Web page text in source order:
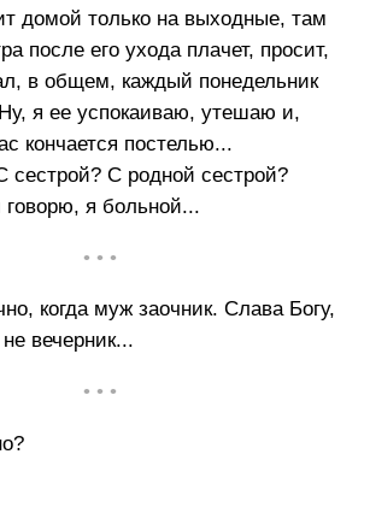
домой только на выходные, там
после его ухода плачет, просит,
в общем, каждый понедельник
я ее успокаиваю, утешаю и,
кончается постелью...
С родной сестрой?
я больной...
• • •
когда муж заочник. Слава Богу,
вечерник...
• • •